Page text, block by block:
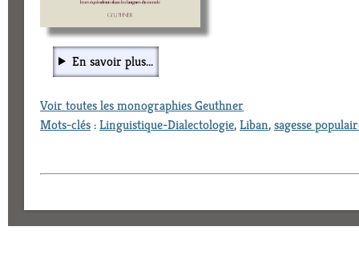
En savoir plus...
Voir toutes les monographies Geuthner
Mots-clés:Linguistique-Dialectologie,Liban,sagesse